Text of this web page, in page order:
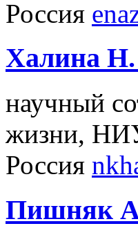
Россия
Халина
научный
жизни,
Россия
Пишняк